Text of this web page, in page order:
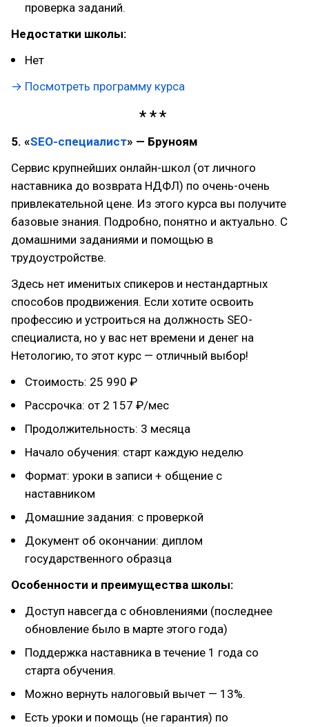
проверка заданий.
Недостатки школы:
Нет
→ Посмотреть программу курса
5. «SEO-специалист» — Бруноям
Сервис крупнейших онлайн-школ (от личного
наставника до возврата НДФЛ) по очень-очень
привлекательной цене. Из этого курса вы получите
базовые знания. Подробно, понятно и актуально. С
домашними заданиями и помощью в
трудоустройстве.
Здесь нет именитых спикеров и нестандартных
способов продвижения. Если хотите освоить
профессию и устроиться на должность SEO-
специалиста, но у вас нет времени и денег на
Нетологию, то этот курс — отличный выбор!
Стоимость: 25 990 ₽
Рассрочка: от 2 157 ₽/мес
Продолжительность: 3 месяца
Начало обучения: старт каждую неделю
Формат: уроки в записи + общение с
наставником
Домашние задания: с проверкой
Документ об окончании: диплом
государственного образца
Особенности и преимущества школы:
Доступ навсегда с обновлениями (последнее
обновление было в марте этого года)
Поддержка наставника в течение 1 года со
старта обучения.
Можно вернуть налоговый вычет — 13%.
Есть уроки и помощь (не гарантия) по